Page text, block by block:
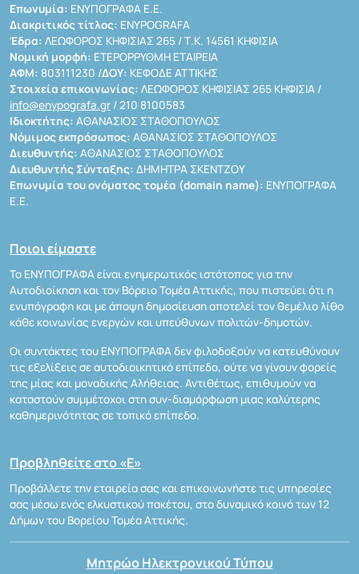
Επωνυμία: ΕΝΥΠΟΓΡΑΦΑ Ε.Ε.
Διακριτικός τίτλος: ENYPOGRAFA
Έδρα: ΛΕΩΦΟΡΟΣ ΚΗΦΙΣΙΑΣ 265 / Τ.Κ. 14561 ΚΗΦΙΣΙΑ
Νομική μορφή: ΕΤΕΡΟΡΡΥΘΜΗ ΕΤΑΙΡΕΙΑ
ΑΦΜ: 803111230 /ΔΟΥ: ΚΕΦΟΔΕ ΑΤΤΙΚΗΣ
Στοιχεία επικοινωνίας: ΛΕΩΦΟΡΟΣ ΚΗΦΙΣΙΑΣ 265 ΚΗΦΙΣΙΑ /
info@enypografa.gr / 210 8100583
Ιδιοκτήτης: ΑΘΑΝΑΣΙΟΣ ΣΤΑΘΟΠΟΥΛΟΣ
Νόμιμος εκπρόσωπος: ΑΘΑΝΑΣΙΟΣ ΣΤΑΘΟΠΟΥΛΟΣ
Διευθυντής: ΑΘΑΝΑΣΙΟΣ ΣΤΑΘΟΠΟΥΛΟΣ
Διευθυντής Σύνταξης: ΔΗΜΗΤΡΑ ΣΚΕΝΤΖΟΥ
Επωνυμία του ονόματος τομέα (domain name): ΕΝΥΠΟΓΡΑΦΑ
Ε.Ε.
Ποιοι είμαστε
Το ΕΝΥΠΟΓΡΑΦΑ είναι ενημερωτικός ιστότοπος για την
Αυτοδιοίκηση και τον Βόρειο Τομέα Αττικής, που πιστεύει ότι η
ενυπόγραφη και με άποψη δημοσίευση αποτελεί τον θεμέλιο λίθο
κάθε κοινωνίας ενεργών και υπεύθυνων πολιτών-δημοτών.
Οι συντάκτες του ΕΝΥΠΟΓΡΑΦΑ δεν φιλοδοξούν να κατευθύνουν
τις εξελίξεις σε αυτοδιοικητικό επίπεδο, ούτε να γίνουν φορείς
της μίας και μοναδικής Αλήθειας. Αντιθέτως, επιθυμούν να
καταστούν συμμέτοχοι στη συν-διαμόρφωση μιας καλύτερης
καθημερινότητας σε τοπικό επίπεδο.
Προβληθείτε στο «Ε»
Προβάλλετε την εταιρεία σας και επικοινωνήστε τις υπηρεσίες
σας μέσω ενός ελκυστικού πακέτου, στο δυναμικό κοινό των 12
Δήμων του Βορείου Τομέα Αττικής.
Μητρώο Ηλεκτρονικού Τύπου